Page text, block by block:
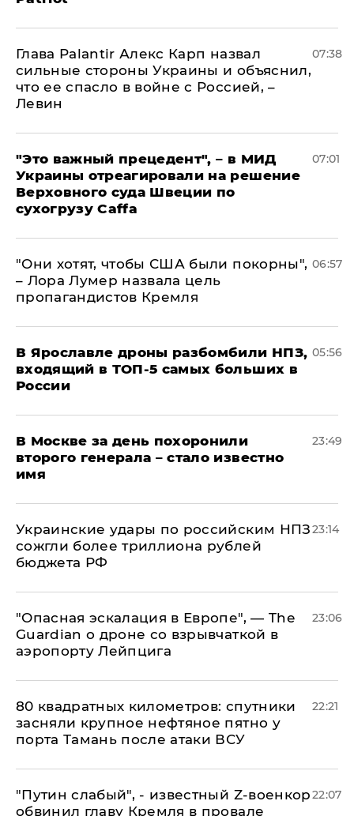
Глава Palantir Алекс Карп назвал
сильные стороны Украины и объяснил,
что ее спасло в войне с Россией, –
Левин
07:38
"Это важный прецедент", – в МИД
Украины отреагировали на решение
Верховного суда Швеции по
сухогрузу Caffa
07:01
"Они хотят, чтобы США были покорны",
– Лора Лумер назвала цель
пропагандистов Кремля
06:57
В Ярославле дроны разбомбили НПЗ,
входящий в ТОП-5 самых больших в
России
05:56
В Москве за день похоронили
второго генерала – стало известно
имя
23:49
Украинские удары по российским НПЗ
сожгли более триллиона рублей
бюджета РФ
23:14
"Опасная эскалация в Европе", — The
Guardian о дроне со взрывчаткой в
аэропорту Лейпцига
23:06
80 квадратных километров: спутники
засняли крупное нефтяное пятно у
порта Тамань после атаки ВСУ
22:21
​"Путин слабый", - известный Z-военкор
обвинил главу Кремля в провале
22:07